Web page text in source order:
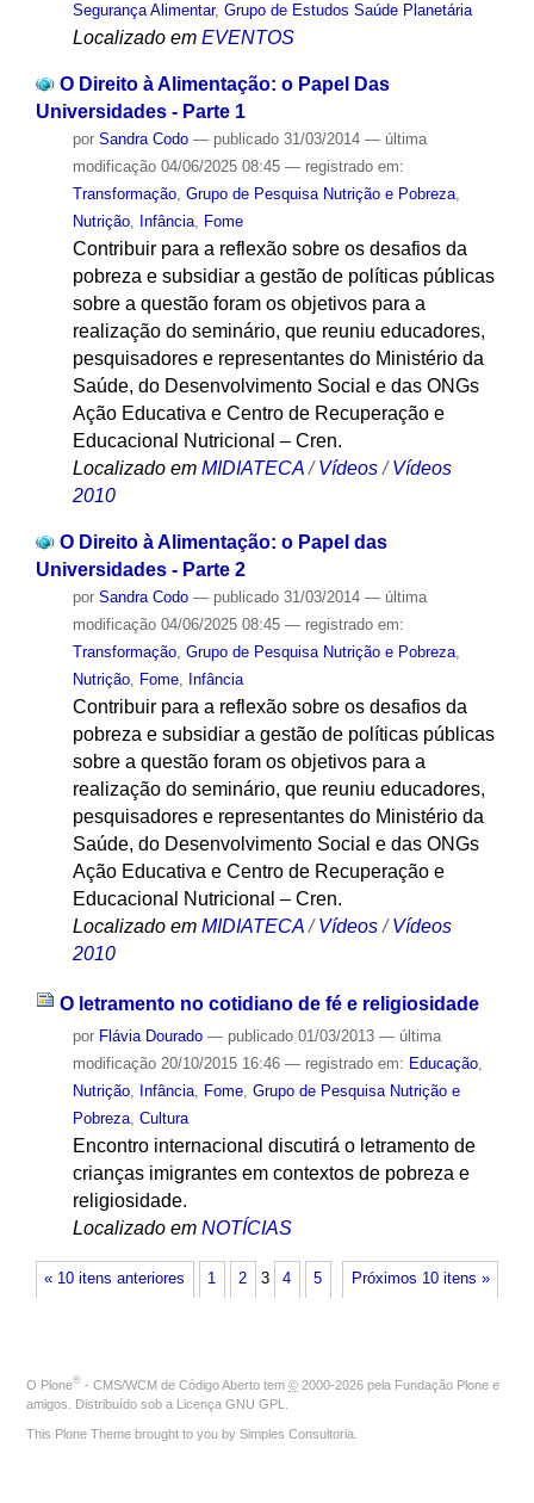
Segurança Alimentar, Grupo de Estudos Saúde Planetária
Localizado em EVENTOS
O Direito à Alimentação: o Papel Das
Universidades - Parte 1
por Sandra Codo — publicado31/03/2014 — última
modificação04/06/2025 08:45 — registrado em:
Transformação, Grupo de Pesquisa Nutrição e Pobreza,
Nutrição, Infância, Fome
Contribuir para a reflexão sobre os desafios da
pobreza e subsidiar a gestão de políticas públicas
sobre a questão foram os objetivos para a
realização do seminário, que reuniu educadores,
pesquisadores e representantes do Ministério da
Saúde, do Desenvolvimento Social e das ONGs
Ação Educativa e Centro de Recuperação e
Educacional Nutricional – Cren.
Localizado em MIDIATECA /Vídeos /Vídeos
2010
O Direito à Alimentação: o Papel das
Universidades - Parte 2
por Sandra Codo — publicado31/03/2014 — última
modificação04/06/2025 08:45 — registrado em:
Transformação, Grupo de Pesquisa Nutrição e Pobreza,
Nutrição, Fome, Infância
Contribuir para a reflexão sobre os desafios da
pobreza e subsidiar a gestão de políticas públicas
sobre a questão foram os objetivos para a
realização do seminário, que reuniu educadores,
pesquisadores e representantes do Ministério da
Saúde, do Desenvolvimento Social e das ONGs
Ação Educativa e Centro de Recuperação e
Educacional Nutricional – Cren.
Localizado em MIDIATECA /Vídeos /Vídeos
2010
O letramento no cotidiano de fé e religiosidade
por Flávia Dourado — publicado01/03/2013 — última
modificação20/10/2015 16:46 — registrado em: Educação,
Nutrição, Infância, Fome, Grupo de Pesquisa Nutrição e
Pobreza, Cultura
Encontro internacional discutirá o letramento de
crianças imigrantes em contextos de pobreza e
religiosidade.
Localizado em NOTÍCIAS
« 10 itens anteriores Próximos 10 itens »
1 2 3 4 5
O Plone® - CMS/WCM de Código Aberto tem © 2000-2026 pela Fundação Plone e
amigos. Distribuído sob a Licença GNU GPL
This Plone Theme brought to you by Simples Consultoria